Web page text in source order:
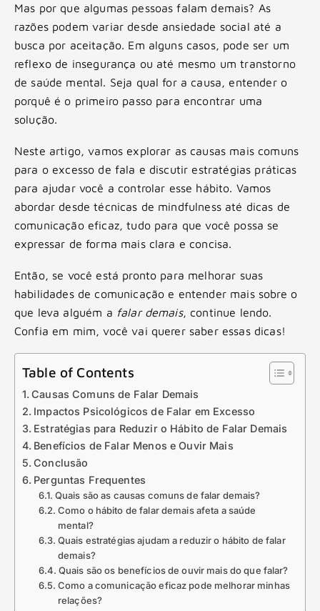
Mas por que algumas pessoas falam demais? As
razões podem variar desde ansiedade social até a
busca por aceitação. Em alguns casos, pode ser um
reflexo de insegurança ou até mesmo um transtorno
de saúde mental. Seja qual for a causa, entender o
porquê é o primeiro passo para encontrar uma
solução.
Neste artigo, vamos explorar as causas mais comuns
para o excesso de fala e discutir estratégias práticas
para ajudar você a controlar esse hábito. Vamos
abordar desde técnicas de mindfulness até dicas de
comunicação eficaz, tudo para que você possa se
expressar de forma mais clara e concisa.
Então, se você está pronto para melhorar suas
habilidades de comunicação e entender mais sobre o
que leva alguém a falar demais, continue lendo.
Confia em mim, você vai querer saber essas dicas!
Table of Contents
Causas Comuns de Falar Demais
Impactos Psicológicos de Falar em Excesso
Estratégias para Reduzir o Hábito de Falar Demais
Benefícios de Falar Menos e Ouvir Mais
Conclusão
Perguntas Frequentes
Quais são as causas comuns de falar demais?
Como o hábito de falar demais afeta a saúde
mental?
Quais estratégias ajudam a reduzir o hábito de falar
demais?
Quais são os benefícios de ouvir mais do que falar?
Como a comunicação eficaz pode melhorar minhas
relações?